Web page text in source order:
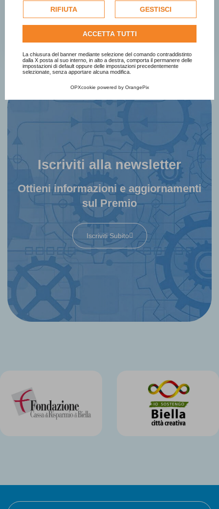
dell'utente e, se consentito, potrebbero essere utilizzati
per personalizzare gli annunci pubblicitari. Per ulteriori
informazioni su come Google utilizza i dati raccolti,
politica sulla privacy di Google
Consulta l'informativa cookie completa.
RIFIUTA GESTISCI
ACCETTA TUTTI
La chiusura del banner mediante selezione del comando contraddistinto
dalla X posta al suo interno, in alto a destra, comporta il permanere delle
impostazioni di default oppure delle impostazioni precedentemente
selezionate, senza apportare alcuna modifica.
OPXcookie powered by OrangePix
nuovi movimenti nell\'epoca
postsociale
Finalista
Iscriviti alla newsletter
Ottieni informazioni e aggiornamenti
sul Premio
Iscriviti Subito